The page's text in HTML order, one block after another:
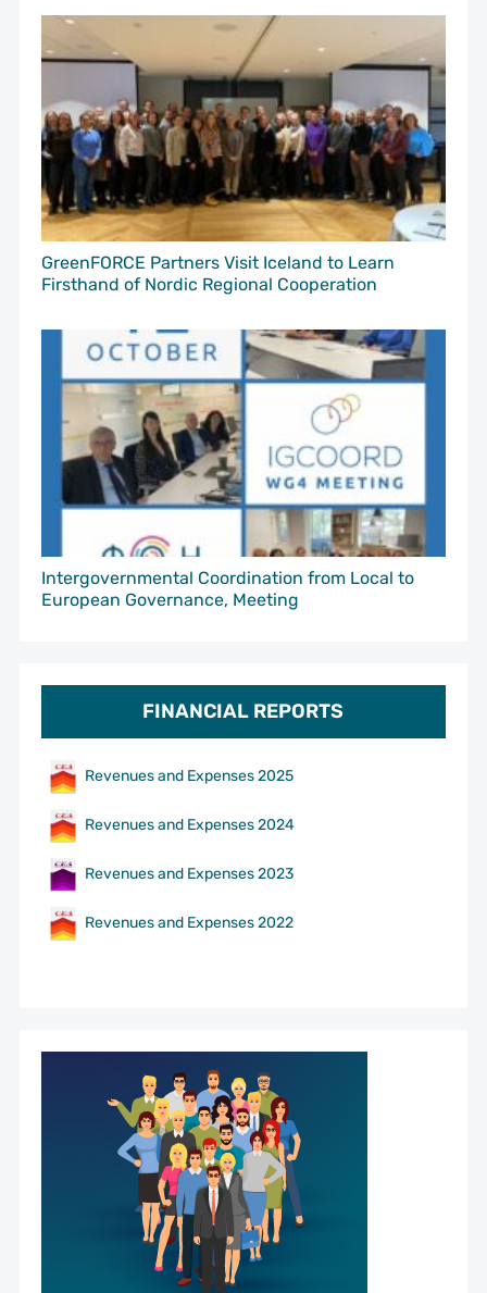
GreenFORCE Partners Visit Iceland to Learn
Firsthand of Nordic Regional Cooperation
Intergovernmental Coordination from Local to
European Governance, Meeting
FINANCIAL REPORTS
Revenues and Expenses 2025
Revenues and Expenses 2024
Revenues and Expenses 2023
Revenues and Expenses 2022